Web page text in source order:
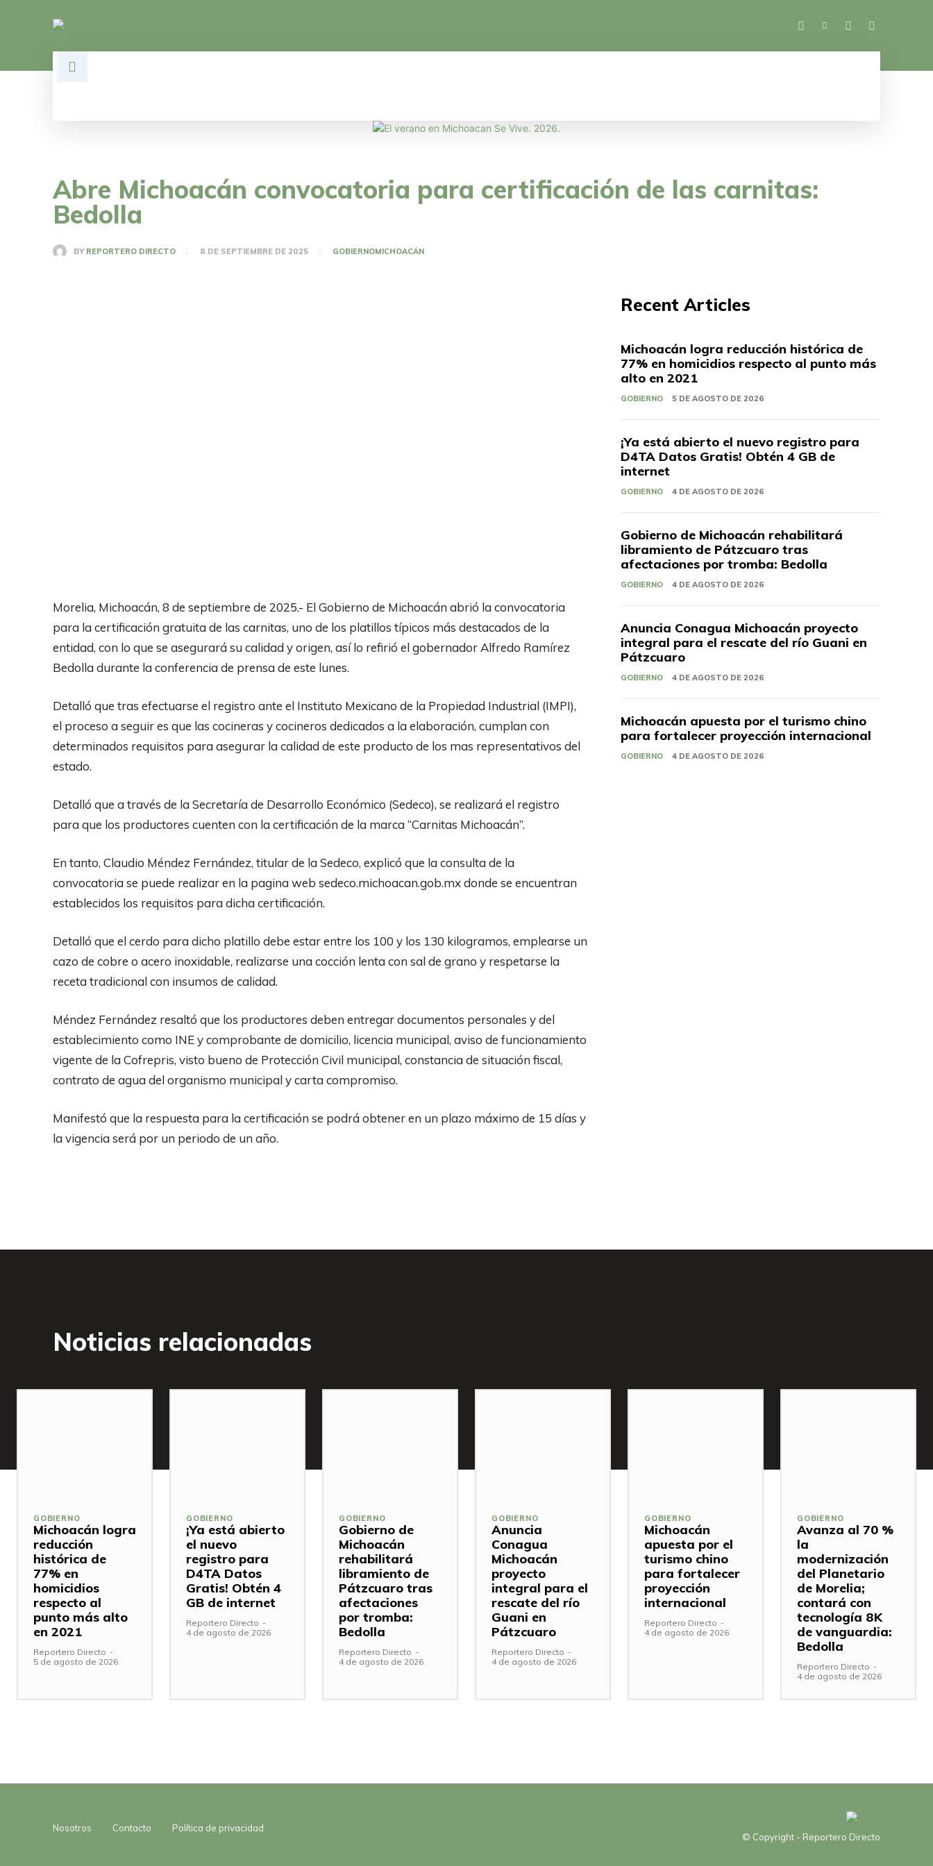
Abre Michoacán convocatoria para certificación de las carnitas:
Bedolla
BY REPORTERO DIRECTO 8 DE SEPTIEMBRE DE 2025 GOBIERNOMICHOACÁN
Morelia, Michoacán, 8 de septiembre de 2025.- El Gobierno de Michoacán abrió la convocatoria
para la certificación gratuita de las carnitas, uno de los platillos típicos más destacados de la
entidad, con lo que se asegurará su calidad y origen, así lo refirió el gobernador Alfredo Ramírez
Bedolla durante la conferencia de prensa de este lunes.
Detalló que tras efectuarse el registro ante el Instituto Mexicano de la Propiedad Industrial (IMPI),
el proceso a seguir es que las cocineras y cocineros dedicados a la elaboración, cumplan con
determinados requisitos para asegurar la calidad de este producto de los mas representativos del
estado.
Detalló que a través de la Secretaría de Desarrollo Económico (Sedeco), se realizará el registro
para que los productores cuenten con la certificación de la marca “Carnitas Michoacán”.
En tanto, Claudio Méndez Fernández, titular de la Sedeco, explicó que la consulta de la
convocatoria se puede realizar en la pagina web sedeco.michoacan.gob.mx donde se encuentran
establecidos los requisitos para dicha certificación.
Detalló que el cerdo para dicho platillo debe estar entre los 100 y los 130 kilogramos, emplearse un
cazo de cobre o acero inoxidable, realizarse una cocción lenta con sal de grano y respetarse la
receta tradicional con insumos de calidad.
Méndez Fernández resaltó que los productores deben entregar documentos personales y del
establecimiento como INE y comprobante de domicilio, licencia municipal, aviso de funcionamiento
vigente de la Cofrepris, visto bueno de Protección Civil municipal, constancia de situación fiscal,
contrato de agua del organismo municipal y carta compromiso.
Manifestó que la respuesta para la certificación se podrá obtener en un plazo máximo de 15 días y
la vigencia será por un periodo de un año.
Recent Articles
Michoacán logra reducción histórica de
77% en homicidios respecto al punto más
alto en 2021
GOBIERNO 5 DE AGOSTO DE 2026
¡Ya está abierto el nuevo registro para
D4TA Datos Gratis! Obtén 4 GB de
internet
GOBIERNO 4 DE AGOSTO DE 2026
Gobierno de Michoacán rehabilitará
libramiento de Pátzcuaro tras
afectaciones por tromba: Bedolla
GOBIERNO 4 DE AGOSTO DE 2026
Anuncia Conagua Michoacán proyecto
integral para el rescate del río Guani en
Pátzcuaro
GOBIERNO 4 DE AGOSTO DE 2026
Michoacán apuesta por el turismo chino
para fortalecer proyección internacional
GOBIERNO 4 DE AGOSTO DE 2026
Noticias relacionadas
GOBIERNO
Michoacán logra
reducción
histórica de
77% en
homicidios
respecto al
punto más alto
en 2021
Reportero Directo -
5 de agosto de 2026
GOBIERNO
¡Ya está abierto
el nuevo
registro para
D4TA Datos
Gratis! Obtén 4
GB de internet
Reportero Directo -
4 de agosto de 2026
GOBIERNO
Gobierno de
Michoacán
rehabilitará
libramiento de
Pátzcuaro tras
afectaciones
por tromba:
Bedolla
Reportero Directo -
4 de agosto de 2026
GOBIERNO
Anuncia
Conagua
Michoacán
proyecto
integral para el
rescate del río
Guani en
Pátzcuaro
Reportero Directo -
4 de agosto de 2026
GOBIERNO
Michoacán
apuesta por el
turismo chino
para fortalecer
proyección
internacional
Reportero Directo -
4 de agosto de 2026
GOBIERNO
Avanza al 70 %
la
modernización
del Planetario
de Morelia;
contará con
tecnología 8K
de vanguardia:
Bedolla
Reportero Directo -
4 de agosto de 2026
Nosotros Contacto
Política de privacidad
© Copyright - Reportero Directo